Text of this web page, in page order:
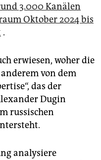
3.000 Kanälen
Oktober 2024 bis
.
erwiesen, woher die
von dem
das der
Dugin
russischen
analysiere